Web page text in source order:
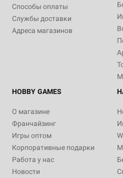
Способы оплаты
Службы доставки
Адреса магазинов
HOBBY GAMES
О магазине
Франчайзинг
Игры оптом
Корпоративные подарки
Работа у нас
Новости